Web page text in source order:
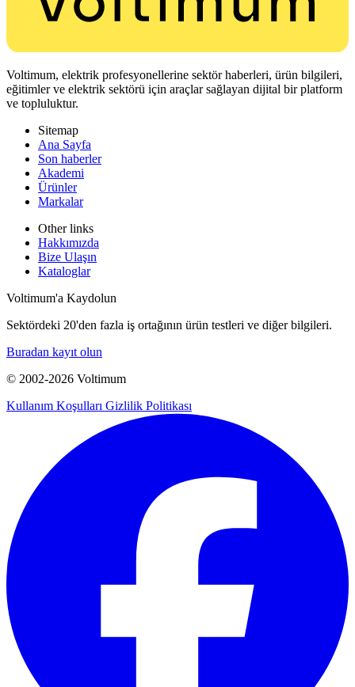
Voltimum, elektrik profesyonellerine sektör haberleri, ürün bilgileri,
eğitimler ve elektrik sektörü için araçlar sağlayan dijital bir platform
ve topluluktur.
Sitemap
Ana Sayfa
Son haberler
Akademi
Ürünler
Markalar
Other links
Hakkımızda
Bize Ulaşın
Kataloglar
Voltimum'a Kaydolun
Sektördeki 20'den fazla iş ortağının ürün testleri ve diğer bilgileri.
Buradan kayıt olun
© 2002-2026 Voltimum
Kullanım Koşulları Gizlilik Politikası